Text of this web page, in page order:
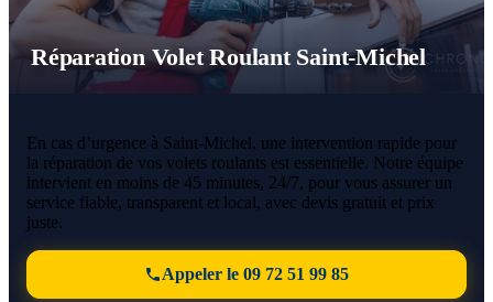
Réparation Volet Roulant Saint-Michel
En cas d’urgence à Saint-Michel, une intervention rapide pour
la réparation de vos volets roulants est essentielle. Notre équipe
intervient en moins de 45 minutes, 24/7, pour vous assurer un
service fiable, transparent et local, avec devis gratuit et prix
juste.
Appeler le 09 72 51 99 85